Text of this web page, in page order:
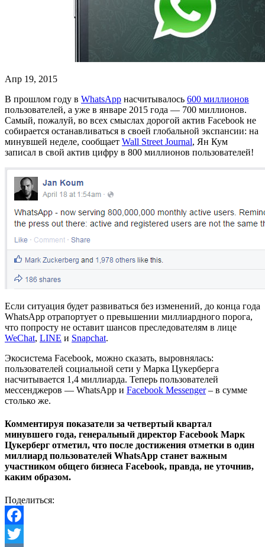
Апр 19, 2015
В прошлом году в WhatsApp насчитывалось 600 миллионов
пользователей, а уже в январе 2015 года — 700 миллионов.
Самый, пожалуй, во всех смыслах дорогой актив Facebook не
собирается останавливаться в своей глобальной экспансии: на
минувшей неделе, сообщает Wall Street Journal, Ян Кум
записал в свой актив цифру в 800 миллионов пользователей!
Если ситуация будет развиваться без изменений, до конца года
WhatsApp отрапортует о превышении миллиардного порога,
что попросту не оставит шансов преследователям в лице
WeChat, LINE и Snapchat.
Экосистема Facebook, можно сказать, выровнялась:
пользователей социальной сети у Марка Цукерберга
насчитывается 1,4 миллиарда. Теперь пользователей
мессенджеров — WhatsApp и Facebook Messenger– в сумме
столько же.
Комментируя показатели за четвертый квартал
минувшего года, генеральный директор Facebook Марк
Цукерберг отметил, что после достижения отметки в один
миллиард пользователей WhatsApp станет важным
участником общего бизнеса Facebook, правда, не уточнив,
каким образом.
Поделиться:
Facebook